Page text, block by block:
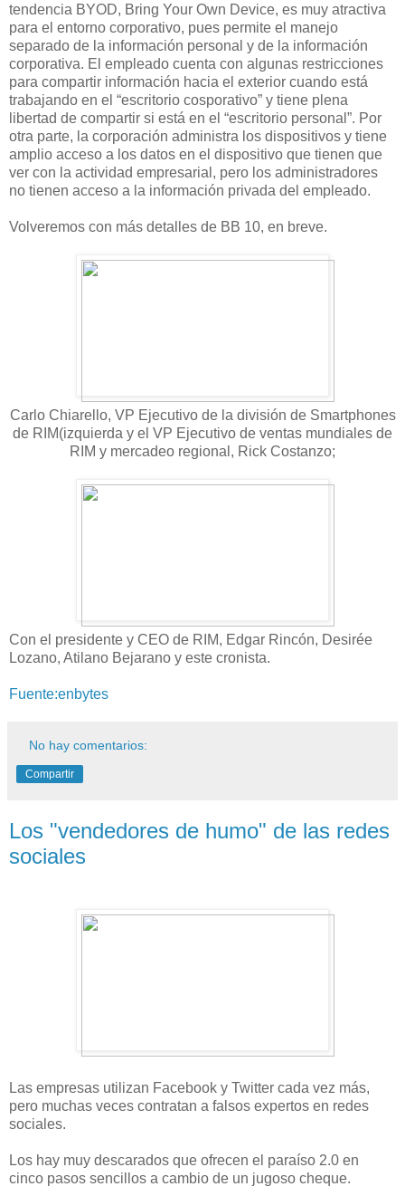
tendencia BYOD, Bring Your Own Device, es muy atractiva
para el entorno corporativo, pues permite el manejo
separado de la información personal y de la información
corporativa. El empleado cuenta con algunas restricciones
para compartir información hacia el exterior cuando está
trabajando en el “escritorio cosporativo” y tiene plena
libertad de compartir si está en el “escritorio personal”. Por
otra parte, la corporación administra los dispositivos y tiene
amplio acceso a los datos en el dispositivo que tienen que
ver con la actividad empresarial, pero los administradores
no tienen acceso a la información privada del empleado.
Volveremos con más detalles de BB 10, en breve.
Carlo Chiarello, VP Ejecutivo de la división de Smartphones
de RIM(izquierda y el VP Ejecutivo de ventas mundiales de
RIM y mercadeo regional, Rick Costanzo;
Con el presidente y CEO de RIM, Edgar Rincón, Desirée
Lozano, Atilano Bejarano y este cronista.
Fuente:enbytes
No hay comentarios:
Compartir
Los "vendedores de humo" de las redes
sociales
Las empresas utilizan Facebook y Twitter cada vez más,
pero muchas veces contratan a falsos expertos en redes
sociales.
Los hay muy descarados que ofrecen el paraíso 2.0 en
cinco pasos sencillos a cambio de un jugoso cheque.